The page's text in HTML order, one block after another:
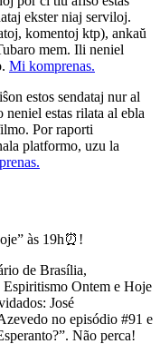
ekster niaj serviloj.
komentoj ktp), ankaŭ
mem. Ili neniel
Mi komprenas.
estos sendataj nur al
estas rilata al ebla
Por raporti
platformo, uzu la
às 19h⏰!
de Brasília,
Espiritismo Ontem e Hoje
José
no episódio #91 e
Não perca!